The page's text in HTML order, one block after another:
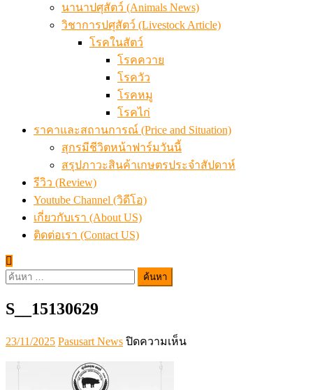
นานาปศุสัตว์ (Animals News)
วิชาการปศุสัตว์ (Livestock Article)
โรคในสัตว์
โรคควาย
โรควัว
โรคหมู
โรคไก่
ราคาและสถานการณ์ (Price and Situation)
สุกรมีชีวิตหน้าฟาร์มวันนี้
สรุปภาวะสินค้าเกษตรประจำสัปดาห์
รีวิว (Review)
Youtube Channel (วิดีโอ)
เกี่ยวกับเรา (About US)
ติดต่อเรา (Contact US)
ค้นหา
S__15130629
Posted
on
23/11/2025 Author
Pasusart News ปิดความเห็นบน